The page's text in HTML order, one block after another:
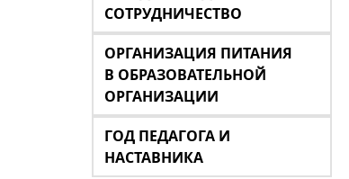
СОТРУДНИЧЕСТВО
ОРГАНИЗАЦИЯ ПИТАНИЯ
В ОБРАЗОВАТЕЛЬНОЙ
ОРГАНИЗАЦИИ
ГОД ПЕДАГОГА И
НАСТАВНИКА